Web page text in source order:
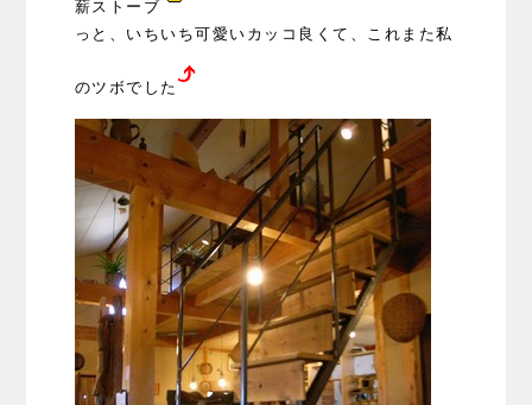
薪ストーブ
っと、いちいち可愛いカッコ良くて、これまた私
のツボでした